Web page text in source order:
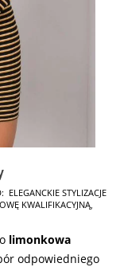
ELEGANCKIE STYLIZACJE
KWALIFIKACYJNĄ,
limonkowa
odpowiedniego